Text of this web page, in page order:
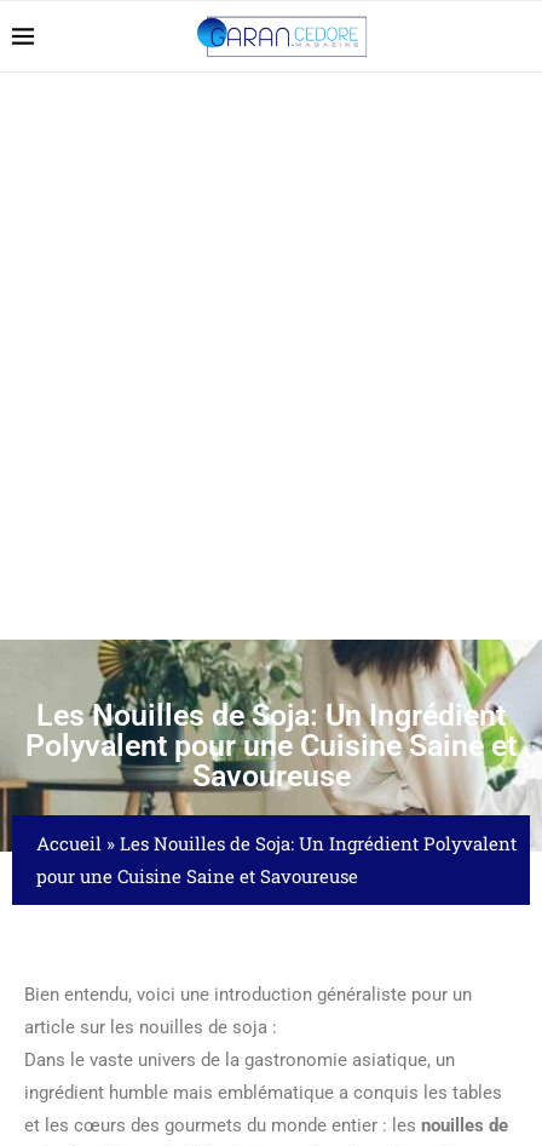
Les Nouilles de Soja: Un Ingrédient
Polyvalent pour une Cuisine Saine et
Savoureuse
Accueil » Les Nouilles de Soja: Un Ingrédient Polyvalent
pour une Cuisine Saine et Savoureuse
Bien entendu, voici une introduction généraliste pour un
article sur les nouilles de soja :
Dans le vaste univers de la gastronomie asiatique, un
ingrédient humble mais emblématique a conquis les tables
et les cœurs des gourmets du monde entier : les nouilles de